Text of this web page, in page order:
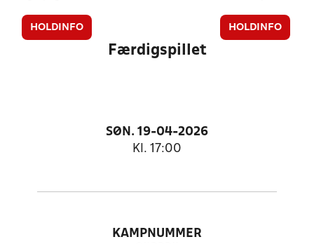
HOLDINFO HOLDINFO
Færdigspillet
SØN. 19-04-2026
Kl. 17:00
KAMPNUMMER